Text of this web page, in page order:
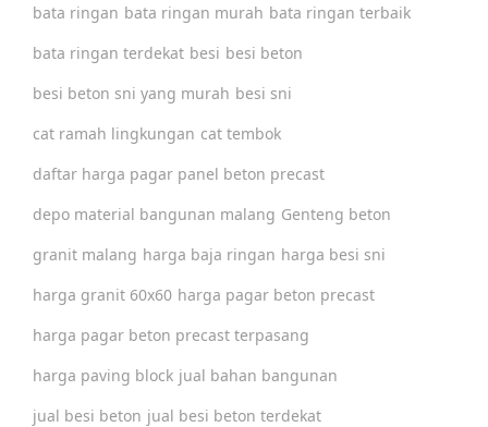
bata ringan bata ringan murah bata ringan terbaik
bata ringan terdekat besi besi beton
besi beton sni yang murah besi sni
cat ramah lingkungan cat tembok
daftar harga pagar panel beton precast
depo material bangunan malang Genteng beton
granit malang harga baja ringan harga besi sni
harga granit 60x60 harga pagar beton precast
harga pagar beton precast terpasang
harga paving block jual bahan bangunan
jual besi beton jual besi beton terdekat